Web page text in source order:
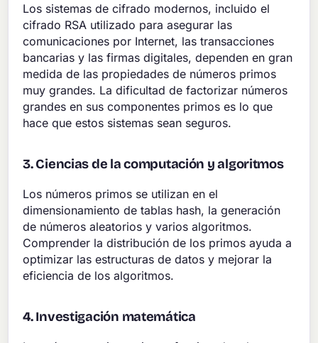
Los sistemas de cifrado modernos, incluido el
cifrado RSA utilizado para asegurar las
comunicaciones por Internet, las transacciones
bancarias y las firmas digitales, dependen en gran
medida de las propiedades de números primos
muy grandes. La dificultad de factorizar números
grandes en sus componentes primos es lo que
hace que estos sistemas sean seguros.
3. Ciencias de la computación y algoritmos
Los números primos se utilizan en el
dimensionamiento de tablas hash, la generación
de números aleatorios y varios algoritmos.
Comprender la distribución de los primos ayuda a
optimizar las estructuras de datos y mejorar la
eficiencia de los algoritmos.
4. Investigación matemática